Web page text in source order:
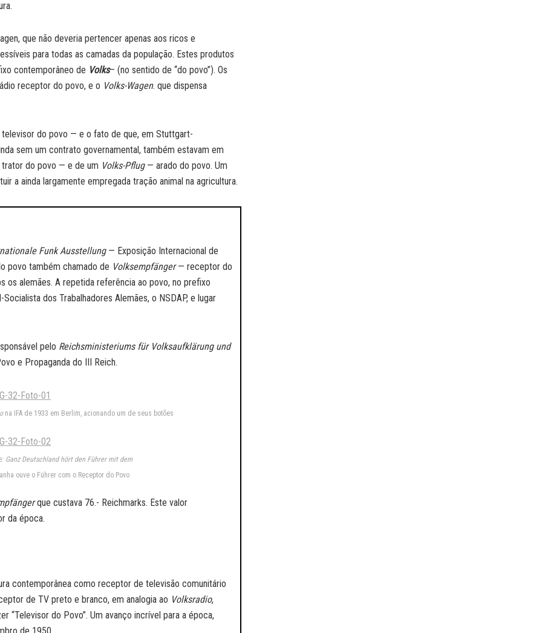
que não deveria pertencer apenas aos ricos e
para todas as camadas da população. Estes produtos
contemporâneo de Volks– (no sentido de “do povo”). Os
receptor do povo, e o Volks-Wagen. que dispensa
do povo — e o fato de que, em Stuttgart-
sem um contrato governamental, também estavam em
do povo — e de um Volks-Pflug— arado do povo. Um
a ainda largamente empregada tração animal na agricultura.
Funk Ausstellung— Exposição Internacional de
povo também chamado de Volksempfänger— receptor do
os alemães. A repetida referência ao povo, no prefixo
dos Trabalhadores Alemães, o NSDAP, e lugar
pelo Reichsministeriums für Volksaufklärung und
e Propaganda do III Reich.
na IFA de 1933 em Berlim, acionando um de seus botões
Ganz Deutschland hört den Führer mit dem
ouve o Führer com o Receptor do Povo
que custava 76.- Reichmarks. Este valor
da época.
contemporânea como receptor de televisão comunitário
de TV preto e branco, em analogia ao Volksradio,
“Televisor do Povo”. Um avanço incrível para a época,